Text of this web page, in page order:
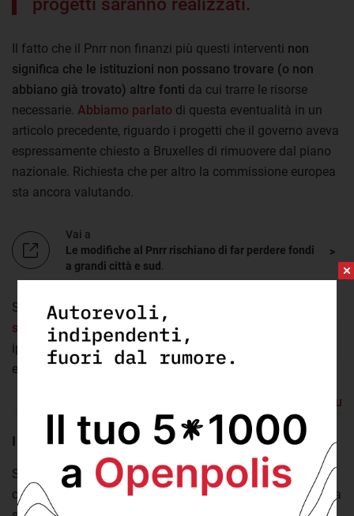
Il fatto che il Pnrr non finanzi più questi interventi non
significa che le istituzioni non possano trovare (o non
abbiano già trovato) altre fonti da cui trarre le risorse
necessarie. Abbiamo parlato di questa eventualità in un
articolo precedente, riguardo i progetti che il governo aveva
espressamente chiesto a Bruxelles di rimuovere dal piano
nazionale. Richiesta che per altro la commissione europea
sta ancora valutando.
Vai a
Le modifiche al Pnrr rischiano di far perdere fondi
a grandi città e sud
Sul perché di tali proposte l’esecutivo aveva dato delle
spiegazioniche, almeno in parte, possono aiutarci a
ipotizzare i motivi per cui oltre mille interventi sono stati
esclusi dalla base dati.
Torna su
I vincoli del Pnrr
Sappiamo che la realizzazione del piano nazionale e il
conseguente rilascio di risorse da parte dell’Unione europea